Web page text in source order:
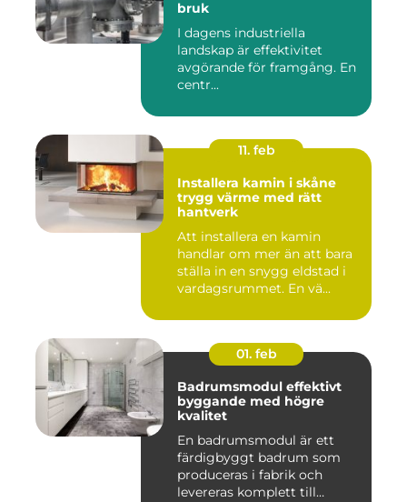
bruk
I dagens industriella
landskap är effektivitet
avgörande för framgång. En
centr...
11. feb
Installera kamin i skåne
trygg värme med rätt
hantverk
Att installera en kamin
handlar om mer än att bara
ställa in en snygg eldstad i
vardagsrummet. En vä...
01. feb
Badrumsmodul effektivt
byggande med högre
kvalitet
En badrumsmodul är ett
färdigbyggt badrum som
produceras i fabrik och
levereras komplett till